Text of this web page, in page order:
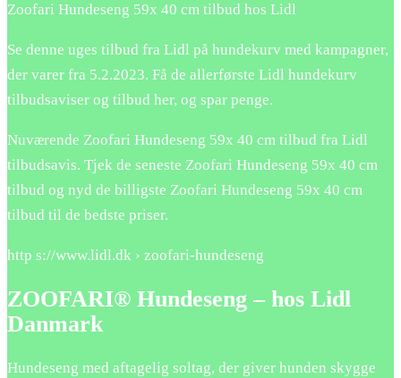
Zoofari Hundeseng 59x 40 cm tilbud hos Lidl
Se denne uges tilbud fra Lidl på hundekurv med kampagner,
der varer fra 5.2.2023. Få de allerførste Lidl hundekurv
tilbudsaviser og tilbud her, og spar penge.
Nuværende Zoofari Hundeseng 59x 40 cm tilbud fra Lidl
tilbudsavis. Tjek de seneste Zoofari Hundeseng 59x 40 cm
tilbud og nyd de billigste Zoofari Hundeseng 59x 40 cm
tilbud til de bedste priser.
http s://www.lidl.dk › zoofari-hundeseng
ZOOFARI® Hundeseng – hos Lidl
Danmark
Hundeseng med aftagelig soltag, der giver hunden skygge